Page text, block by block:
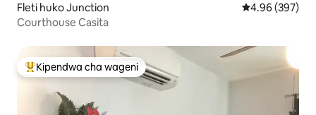
Fleti huko Junction Ukadiriaji wa
4.96 (397)
Courthouse Casita
Kipendwa maarufu cha wageni
Kipendwa cha wageni